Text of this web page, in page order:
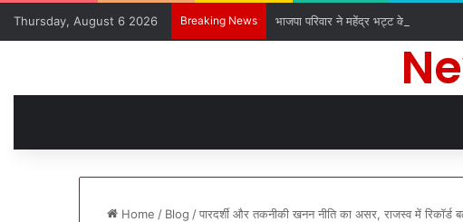
Thursday, August 6 2026 Breaking News भाजपा परिवार ने महेंद्र भट्ट के दीर्घायु
Home / Blog /पारदर्शी और तकनीकी खनन नीति का असर, राजस्व में रिकॉर्ड